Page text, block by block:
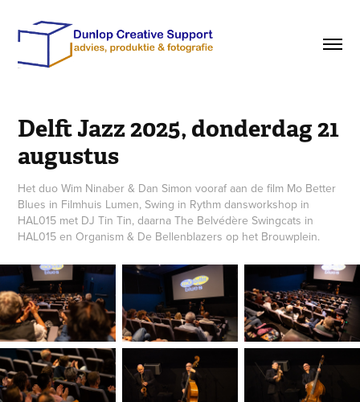
Delft Jazz 2025, donderdag 21
augustus
Het duo Wim Ninaber & Dan Simon vooraf aan de film Mo Better
Blues in Filmhuis Lumen, Swing in Rythm dansworkshop in
HAL015 met DJ Tin Tin, daarna The Belvédère Swingcats in
HAL015 en Organism & De Bellenblazers op het Brouwplein.